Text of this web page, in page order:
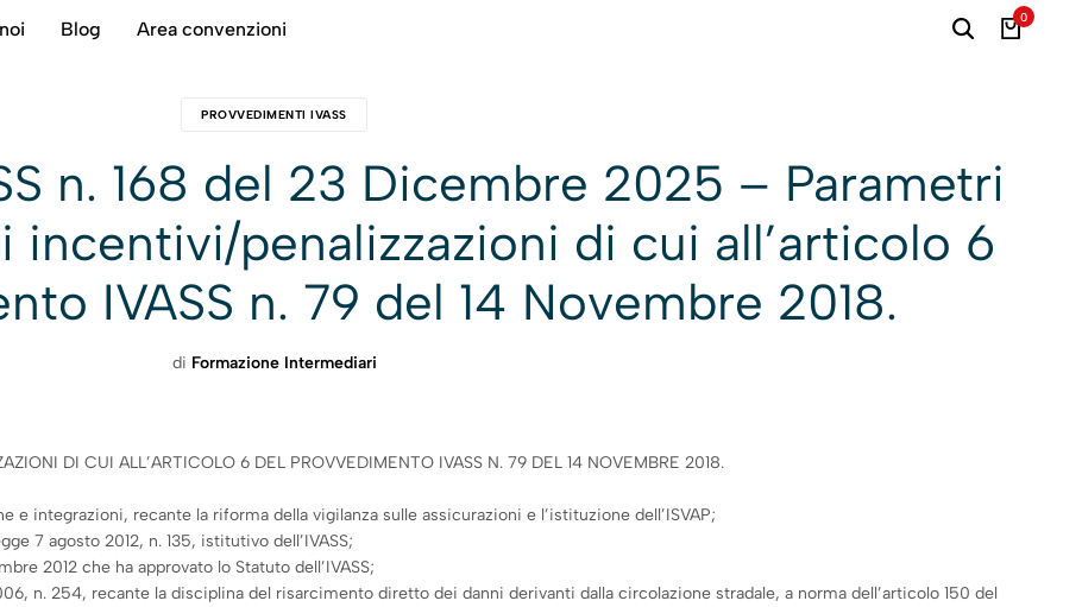
Blog Area convenzioni
0
PROVVEDIMENTI IVASS
n. 168 del 23 Dicembre 2025 – Parametri
incentivi/penalizzazioni di cui all’articolo 6
IVASS n. 79 del 14 Novembre 2018.
di Formazione Intermediari
DI CUI ALL’ARTICOLO 6 DEL PROVVEDIMENTO IVASS N. 79 DEL 14 NOVEMBRE 2018.
e integrazioni, recante la riforma della vigilanza sulle assicurazioni e l’istituzione dell’ISVAP;
7 agosto 2012, n. 135, istitutivo dell’IVASS;
2012 che ha approvato lo Statuto dell’IVASS;
n. 254, recante la disciplina del risarcimento diretto dei danni derivanti dalla circolazione stradale, a norma dell’articolo 150 del